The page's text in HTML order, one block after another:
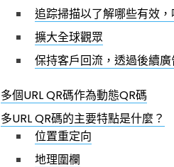
追踪掃描以了解哪些有效
擴大全球觀眾
保持客戶回流，透過後續廣
多個URL QR碼作為動態QR碼
多URL QR碼的主要特點是什麼？
位置重定向
地理圍欄